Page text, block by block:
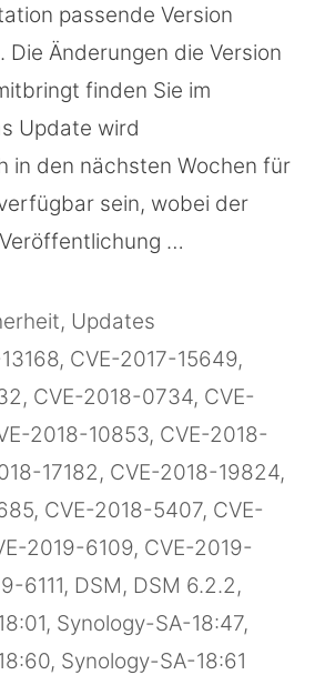
passende Version
Die Änderungen die Version
finden Sie im
Update wird
in den nächsten Wochen für
sein, wobei der
…
, Updates
, CVE-2017-15649,
, CVE-2018-0734, CVE-
2018-10853, CVE-2018-
17182, CVE-2018-19824,
, CVE-2018-5407, CVE-
2019-6109, CVE-2019-
6111, DSM, DSM 6.2.2,
, Synology-SA-18:47,
, Synology-SA-18:61